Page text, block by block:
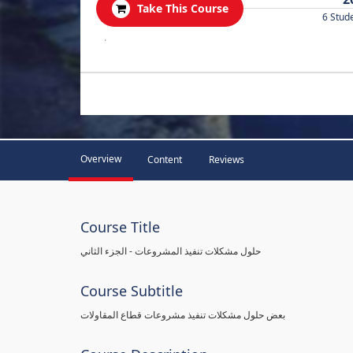
Take This Course
6
.
Overview Content Reviews
Course Title
حلول مشكلات تنفيذ المشروعات - الجزء الثاني
Course Subtitle
بعض حلول مشكلات تنفيذ مشروعات قطاع المقاولات